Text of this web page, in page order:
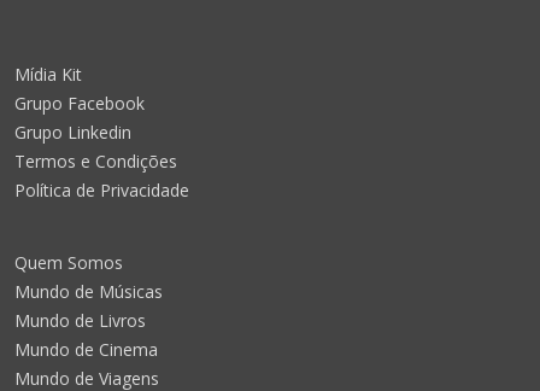
Mídia Kit
Grupo Facebook
Grupo Linkedin
Termos e Condições
Política de Privacidade
Quem Somos
Mundo de Músicas
Mundo de Livros
Mundo de Cinema
Mundo de Viagens